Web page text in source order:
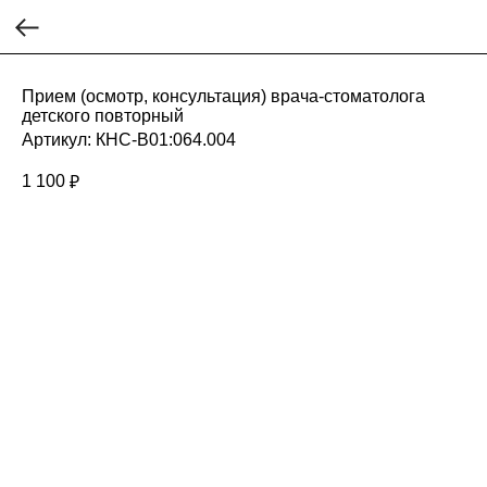
Прием (осмотр, консультация) врача-стоматолога
детского повторный
Артикул: КНС-В01:064.004
1 100 ₽